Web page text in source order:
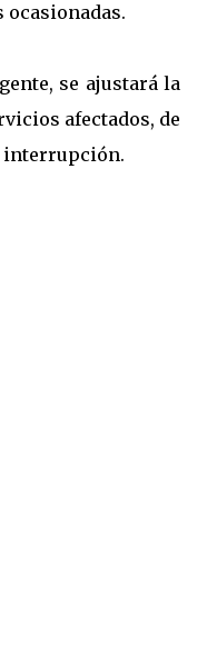
se ajustará la
afectados, de
interrupción.